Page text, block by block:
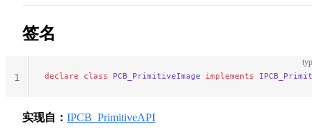
签名
declare class PCB_PrimitiveImage implements
1
实现自： IPCB_PrimitiveAPI